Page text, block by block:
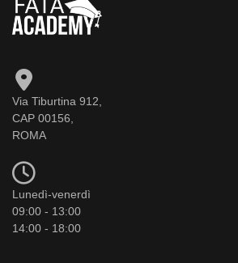
Via Tiburtina 912,
CAP 00156,
ROMA
Lunedì-venerdì
09:00 - 13:00
14:00 - 18:00